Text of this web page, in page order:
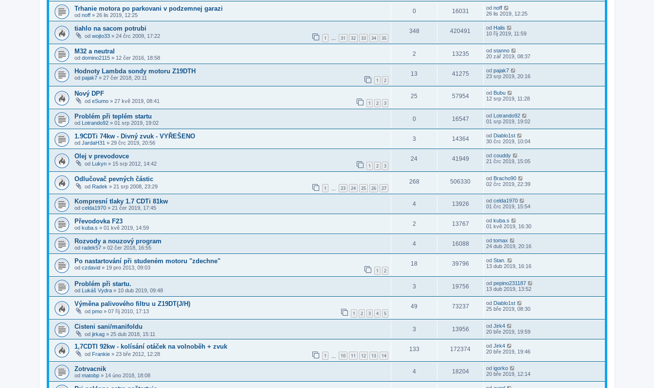
Trhanie motora po parkovani v podzemnej garazi
od noff » 26 lis 2019, 12:25
0 16031 od noff
26 lis 2019, 12:25
tiahlo na sacom potrubi
od wojto33 » 24 črc 2009, 17:22 1 … 31 32 33 34 35
348 420491 od Halis
10 říj 2019, 11:59
M32 a neutral
od domino2115 » 12 čer 2016, 18:58
2 13235 od stanno
20 zář 2019, 08:37
Hodnoty Lambda sondy motoru Z19DTH
od pajak7 » 27 čer 2018, 20:11 1 2
13 41275 od pajak7
23 srp 2019, 20:16
Nový DPF
od eSumo » 27 kvě 2019, 08:41 1 2 3
25 57954 od Bubu
12 srp 2019, 11:28
Problém při teplém startu
od Lotrando92 » 01 srp 2019, 19:02
0 16547 od Lotrando92
01 srp 2019, 19:02
1.9CDTi 74kw - Divný zvuk - VYŘEŠENO
od JardaH31 » 29 črc 2019, 20:56
3 14364 od Diablo1st
30 črc 2019, 10:04
Olej v prevodovce
od Lukyn » 15 srp 2012, 14:42 1 2 3
24 41949 od couddy
21 črc 2019, 15:05
Odlučovač pevných částic
od Radek » 21 srp 2008, 23:29 1 23 24 25 26 27
268 506330 od Bracho90
02 črc 2019, 22:39
Kompresní tlaky 1.7 CDTi 81kw
od celda1970 » 21 čer 2019, 17:45
4 13926 od celda1970
01 črc 2019, 15:54
Převodovka F23
od kuba.s » 01 kvě 2019, 14:59
2 13767 od kuba.s
01 kvě 2019, 16:30
Rozvody a nouzový program
od radek57 » 02 čer 2018, 16:55
4 16088 od tomax
24 dub 2019, 20:16
Po nastartování při studeném motoru "zdechne"
od czdavid » 19 pro 2013, 09:03 1 2
18 39796 od Stan.
13 dub 2019, 16:16
Problém při startu.
od Lukáš Vydra » 10 dub 2019, 09:48
3 19756 od pepino231187
13 dub 2019, 13:52
Výměna palivového filtru u Z19DT(J/H)
od pmo » 07 říj 2010, 17:13 1 2 3 4 5
49 73237 od Diablo1st
25 bře 2019, 08:30
Cisteni sani/manifoldu
od jirkag » 25 dub 2018, 15:11
3 13956 od Jirk4
20 bře 2019, 19:59
1,7CDTI 92kw - kolísání otáček na volnoběh + zvuk
od Frankie » 23 bře 2012, 12:28 1 10 11 12 13 14
133 172374 od Jirk4
20 bře 2019, 19:46
Zotrvacnik
od matobp » 14 úno 2018, 18:08
4 18204 od igorko
20 bře 2019, 12:14